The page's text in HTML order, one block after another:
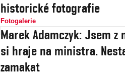
historické fotografie
Fotogalerie
Marek Adamczyk: Jsem
si hraje na ministra.
zamakat